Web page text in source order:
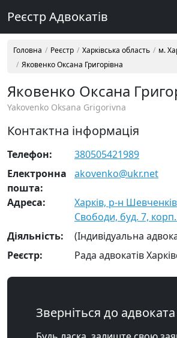
Реєстр Адвокатів
Головна Реєстр Харківська область
м.
Яковенко Оксана Григорівна
Яковенко Оксана
Yakovenko Oksana Grigorivna
Контактна інформація
Телефон:
380505421989
Електронна
пошта:
akovenko@ukr.net
Адреса:
Харків, р-н
Свободи, буд. 7,
Діяльність:
(Індивідуальна
Реєстр:
Рада адвокатів
Зверніться до